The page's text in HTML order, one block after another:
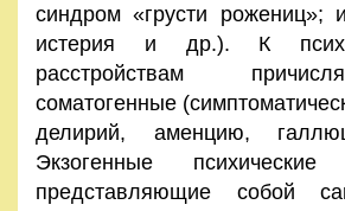
синдром «грусти рожениц»;
истерия и др.). К
расстройствам
соматогенные
делирий, аменцию,
Экзогенные психические
представляющие собой